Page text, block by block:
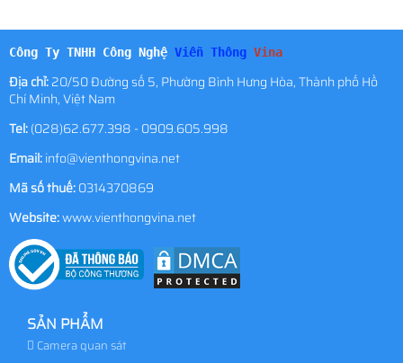
Công Ty TNHH Công Nghệ Viễn Thông Vina
Địa chỉ:20/50 Đường số 5, Phường Bình Hưng Hòa, Thành phố Hồ
Chí Minh, Việt Nam
Tel:(028)62.677.398 - 0909.605.998
Email:info@vienthongvina.net
Mã số thuế:0314370869
Website:www.vienthongvina.net
SẢN PHẨM
Camera quan sát